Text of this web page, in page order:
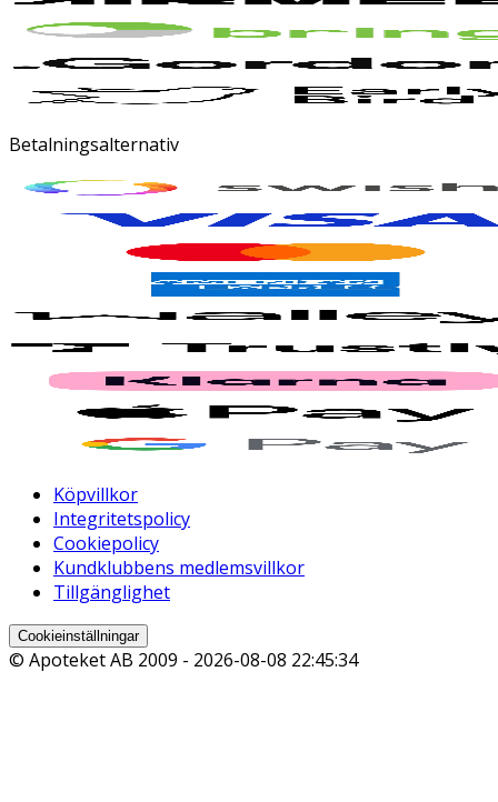
Betalningsalternativ
Köpvillkor
Integritetspolicy
Cookiepolicy
Kundklubbens medlemsvillkor
Tillgänglighet
Cookieinställningar
© Apoteket AB 2009 - 2026-08-08 22:45:34